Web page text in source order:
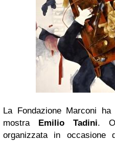
La Fondazione Marconi
mostra Emilio Tadini.
organizzata in occasione